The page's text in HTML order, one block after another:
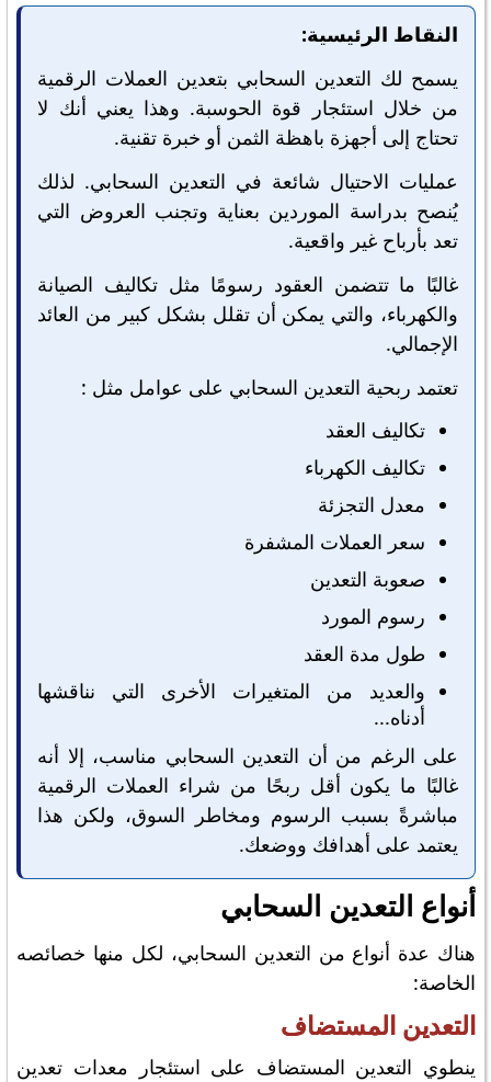
النقاط الرئيسية:
يسمح لك التعدين السحابي بتعدين العملات الرقمية
من خلال استئجار قوة الحوسبة. وهذا يعني أنك لا
تحتاج إلى أجهزة باهظة الثمن أو خبرة تقنية.
عمليات الاحتيال شائعة في التعدين السحابي. لذلك
يُنصح بدراسة الموردين بعناية وتجنب العروض التي
تعد بأرباح غير واقعية.
غالبًا ما تتضمن العقود رسومًا مثل تكاليف الصيانة
والكهرباء، والتي يمكن أن تقلل بشكل كبير من العائد
الإجمالي.
تعتمد ربحية التعدين السحابي على عوامل مثل :
تكاليف العقد
تكاليف الكهرباء
معدل التجزئة
سعر العملات المشفرة
صعوبة التعدين
رسوم المورد
طول مدة العقد
والعديد من المتغيرات الأخرى التي نناقشها
أدناه...
على الرغم من أن التعدين السحابي مناسب، إلا أنه
غالبًا ما يكون أقل ربحًا من شراء العملات الرقمية
مباشرةً بسبب الرسوم ومخاطر السوق، ولكن هذا
يعتمد على أهدافك ووضعك.
أنواع التعدين السحابي
هناك عدة أنواع من التعدين السحابي، لكل منها خصائصه
الخاصة:
التعدين المستضاف
ينطوي التعدين المستضاف على استئجار معدات تعدين